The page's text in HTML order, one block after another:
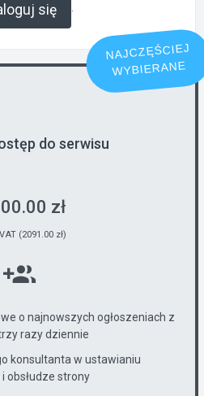
się .
NAJCZĘŚCIEJ
WYBIERANE
do serwisu
zł
(2091.00 zł)
o najnowszych ogłoszeniach z
razy dziennie
konsultanta w ustawianiu
obsłudze strony